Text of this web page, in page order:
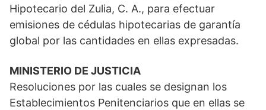
Hipotecario del Zulia, C. A., para efectuar
emisiones de cédulas hipotecarias de garantía
global por las cantidades en ellas expresadas.
MINISTERIO DE JUSTICIA
Resoluciones por las cuales se designan los
Establecimientos Penitenciarios que en ellas se